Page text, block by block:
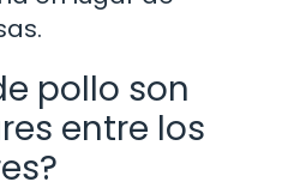
pollo son
entre los